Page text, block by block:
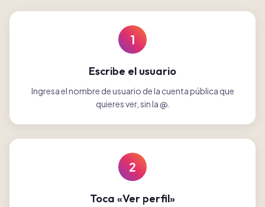
1
Escribe el usuario
Ingresa el nombre de usuario de la cuenta pública que
quieres ver, sin la @.
2
Toca «Ver perfil»